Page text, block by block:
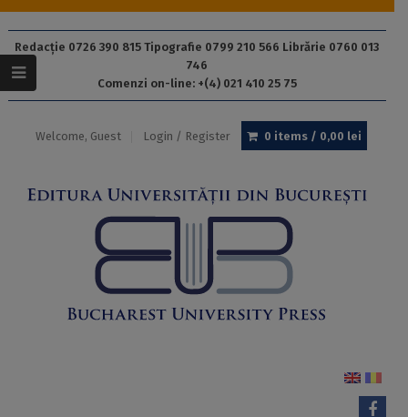
Redacție 0726 390 815 Tipografie 0799 210 566 Librărie 0760 013
746
Comenzi on-line: +(4) 021 410 25 75
Welcome, Guest Login / Register 0 items / 0,00 lei